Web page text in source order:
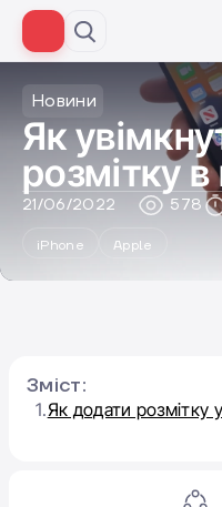
Новини
Як
розмітку
21/06/2022 578
iPhone Apple
Зміст:
1.Як додати розмітку